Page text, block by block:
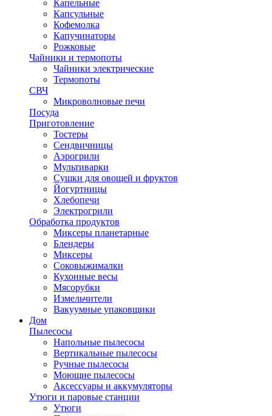
Капельные
Капсульные
Кофемолка
Капучинаторы
Рожковые
Чайники и термопоты
Чайники электрические
Термопоты
СВЧ
Микроволновые печи
Посуда
Приготовление
Тостеры
Сендвичницы
Аэрогрили
Мультиварки
Сушки для овощей и фруктов
Йогуртницы
Хлебопечи
Электрогрили
Обработка продуктов
Миксеры планетарные
Блендеры
Миксеры
Соковыжималки
Кухонные весы
Мясорубки
Измельчители
Вакуумные упаковщики
Дом
Пылесосы
Напольные пылесосы
Вертикальные пылесосы
Ручные пылесосы
Моющие пылесосы
Аксессуары и аккумуляторы
Утюги и паровые станции
Утюги